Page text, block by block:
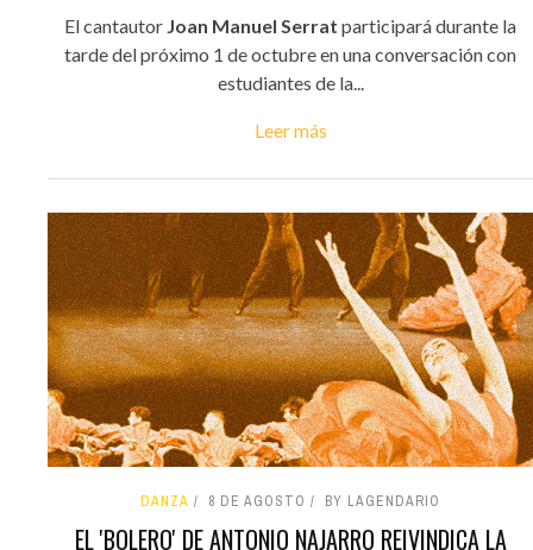
El cantautor Joan Manuel Serrat participará durante la
tarde del próximo 1 de octubre en una conversación con
estudiantes de la...
Leer más
DANZA 8 DE AGOSTO BY LAGENDARIO
EL 'BOLERO' DE ANTONIO NAJARRO REIVINDICA LA